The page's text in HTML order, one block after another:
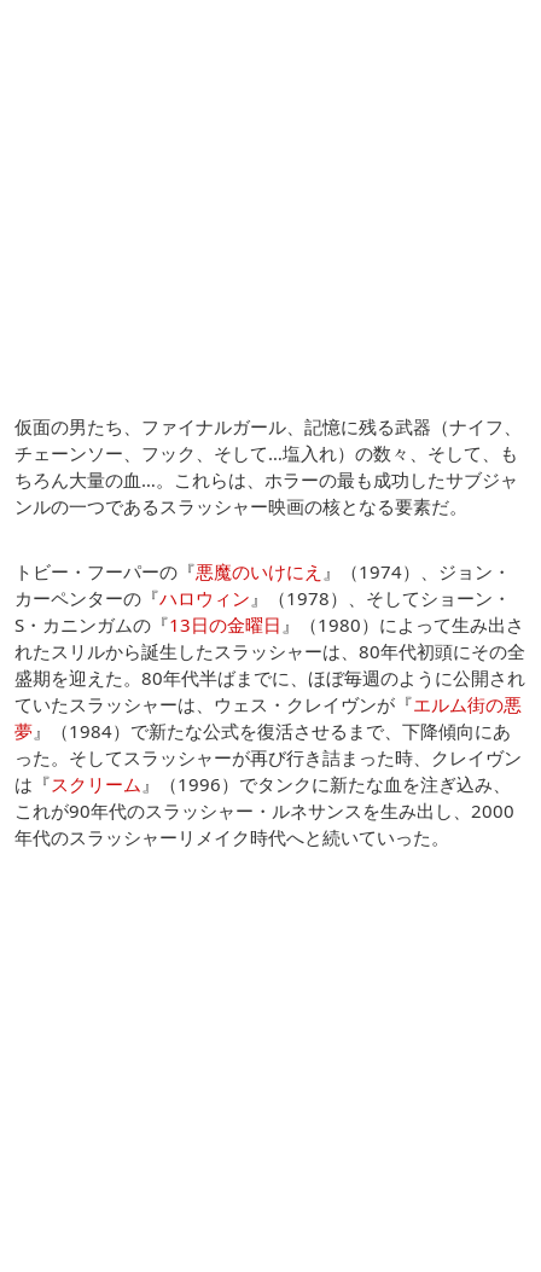
仮面の男たち、ファイナルガール、記憶に残る武器（ナイフ、
チェーンソー、フック、そして…塩入れ）の数々、そして、も
ちろん大量の血…。これらは、ホラーの最も成功したサブジャ
ンルの一つであるスラッシャー映画の核となる要素だ。
トビー・フーパーの『悪魔のいけにえ 』（1974）、ジョン・
カーペンターの『ハロウィン 』（1978）、そしてショーン・
S・カニンガムの『13日の金曜日 』（1980）によって生み出さ
れたスリルから誕生したスラッシャーは、80年代初頭にその全
盛期を迎えた。80年代半ばまでに、ほぼ毎週のように公開され
ていたスラッシャーは、ウェス・クレイヴンが『エルム街の悪
夢 』（1984）で新たな公式を復活させるまで、下降傾向にあ
った。そしてスラッシャーが再び行き詰まった時、クレイヴン
は『スクリーム 』（1996）でタンクに新たな血を注ぎ込み、
これが90年代のスラッシャー・ルネサンスを生み出し、2000
年代のスラッシャーリメイク時代へと続いていった。